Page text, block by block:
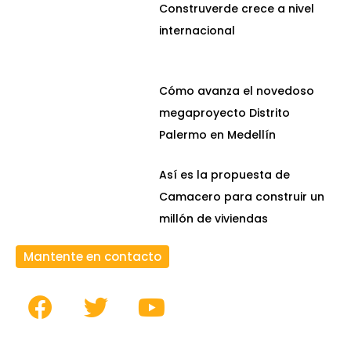
Construverde crece a nivel
internacional
Cómo avanza el novedoso
megaproyecto Distrito
Palermo en Medellín
Así es la propuesta de
Camacero para construir un
millón de viviendas
Mantente en contacto